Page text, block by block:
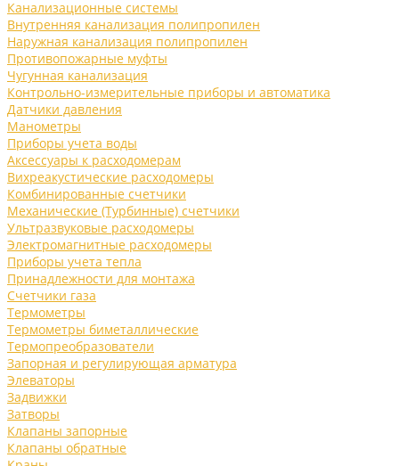
Канализационные системы
Внутренняя канализация полипропилен
Наружная канализация полипропилен
Противопожарные муфты
Чугунная канализация
Контрольно-измерительные приборы и автоматика
Датчики давления
Манометры
Приборы учета воды
Аксессуары к расходомерам
Вихреакустические расходомеры
Комбинированные счетчики
Механические (Турбинные) счетчики
Ультразвуковые расходомеры
Электромагнитные расходомеры
Приборы учета тепла
Принадлежности для монтажа
Счетчики газа
Термометры
Термометры биметаллические
Термопреобразователи
Запорная и регулирующая арматура
Элеваторы
Задвижки
Затворы
Клапаны запорные
Клапаны обратные